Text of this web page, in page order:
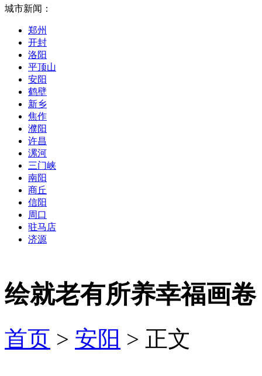
城市新闻：
郑州
开封
洛阳
平顶山
安阳
鹤壁
新乡
焦作
濮阳
许昌
漯河
三门峡
南阳
商丘
信阳
周口
驻马店
济源
绘就老有所养幸福画卷
首页 > 安阳 > 正文